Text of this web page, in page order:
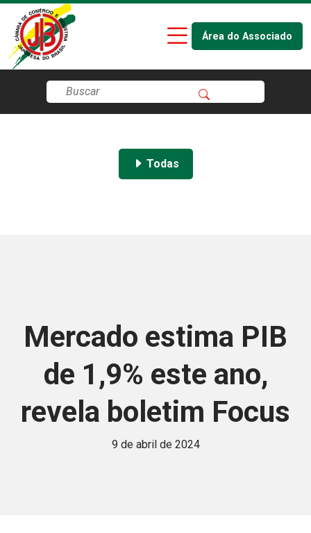
Área do Associado
Todas
Mercado estima PIB
de 1,9% este ano,
revela boletim Focus
9 de abril de 2024